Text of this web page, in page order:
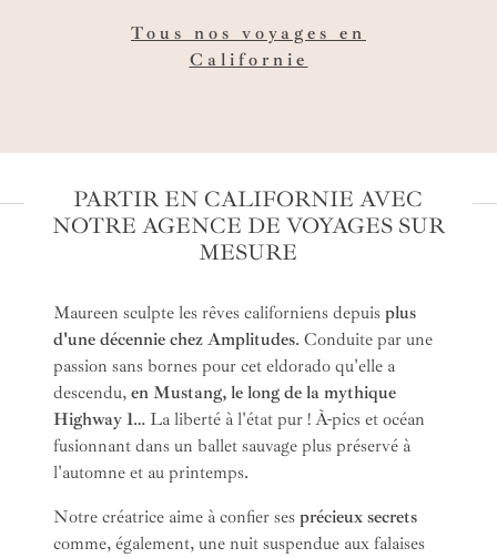
Tous nos voyages en
Californie
PARTIR EN CALIFORNIE AVEC
NOTRE AGENCE DE VOYAGES SUR
MESURE
Maureen sculpte les rêves californiens depuis plus
d'une décennie chez Amplitudes. Conduite par une
passion sans bornes pour cet eldorado qu'elle a
descendu, en Mustang, le long de la mythique
Highway 1… La liberté à l'état pur ! À-pics et océan
fusionnant dans un ballet sauvage plus préservé à
l'automne et au printemps.
Notre créatrice aime à confier ses précieux secrets
comme, également, une nuit suspendue aux falaises